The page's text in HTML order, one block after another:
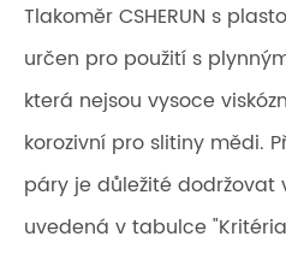
Tlakoměr CSHERUN s
určen pro použití s
která nejsou vysoce
korozivní pro slitiny mědi.
páry je důležité dodržovat
uvedená v tabulce